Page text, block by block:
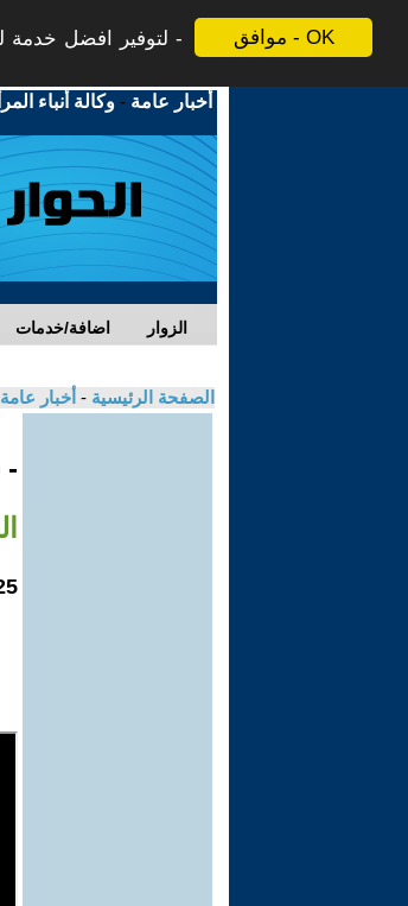
موافق - OK
لتوفير افضل خدمة
أخبار عامة -وكالة أنباء
اضافة/خدمات الزوار
الصفحة الرئيسية - أخبار عامة
-
12